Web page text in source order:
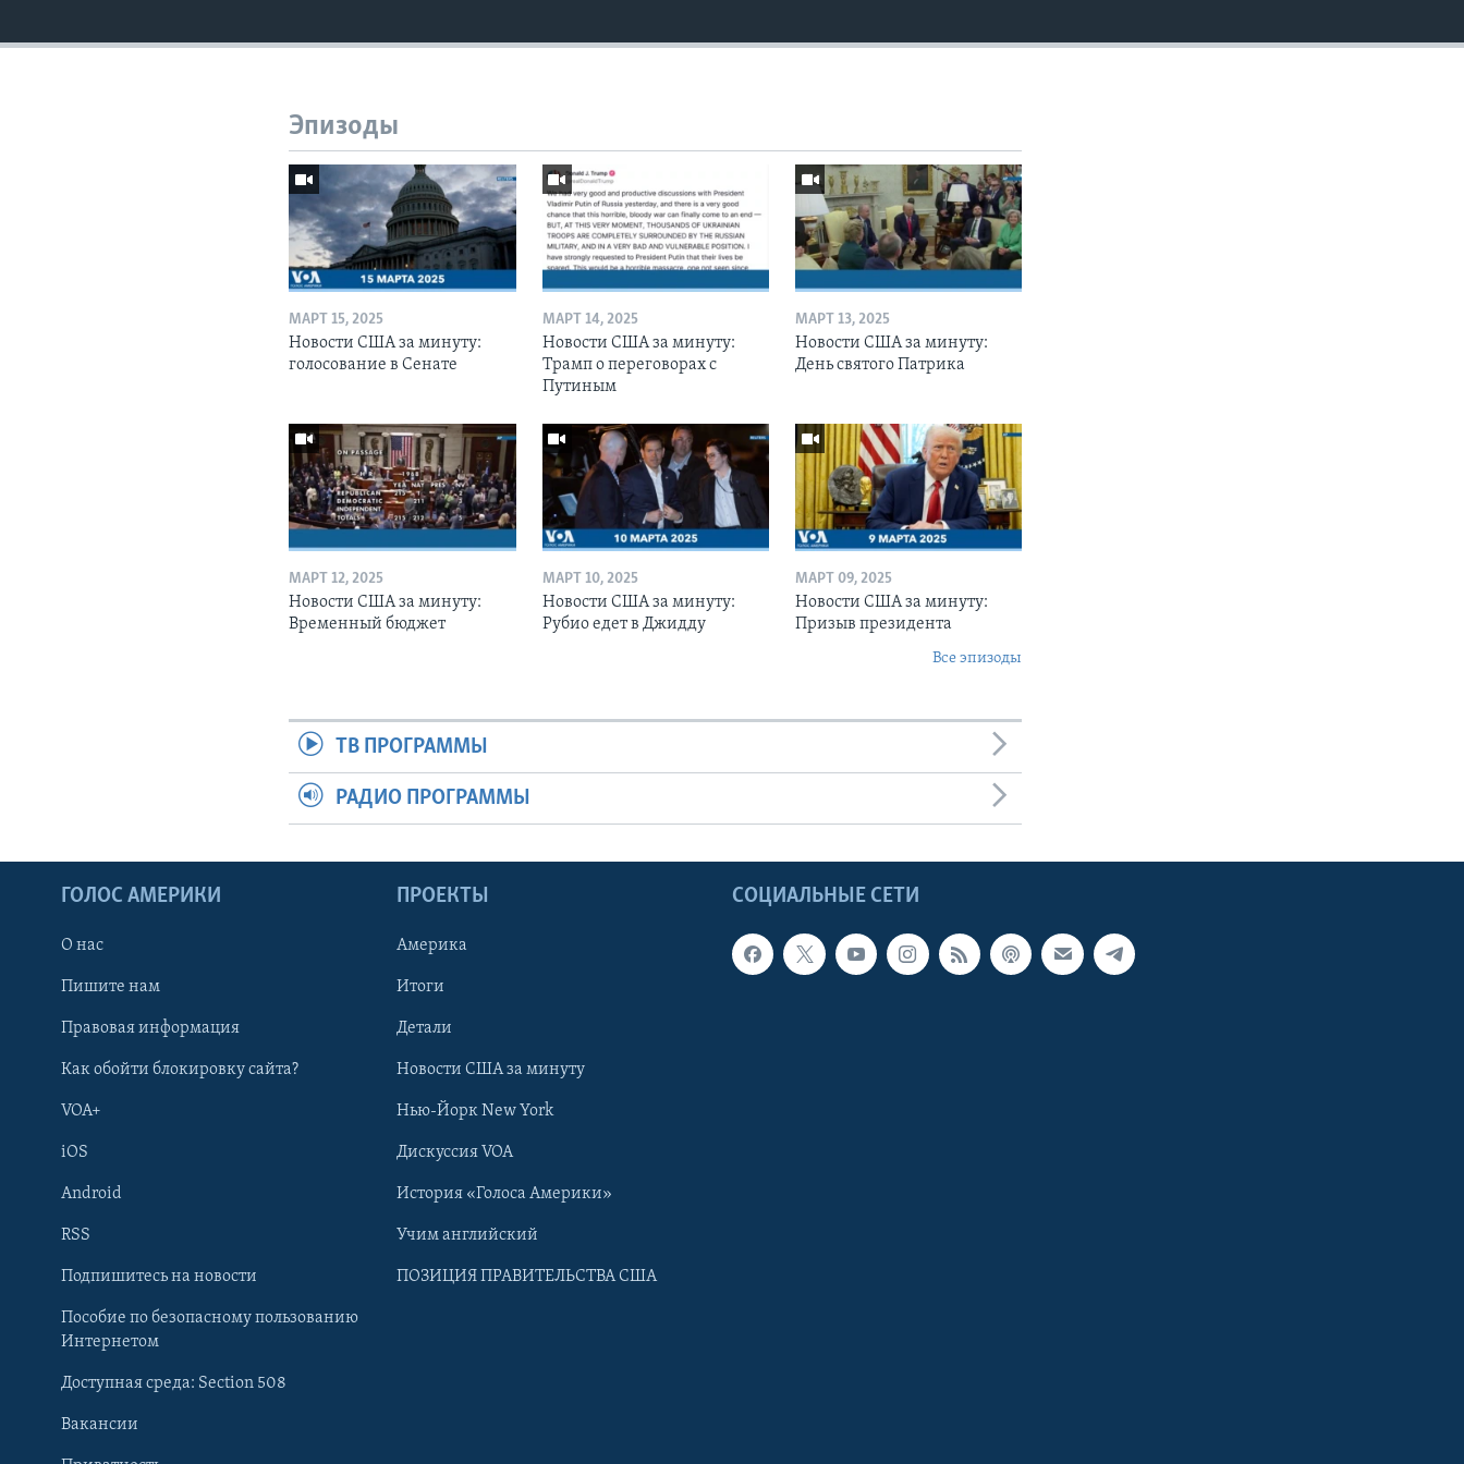
Learning English
Эпизоды
МАРТ 15, 2025
Новости США за минуту:
голосование в Сенате
МАРТ 14, 2025
Новости США за минуту:
Трамп о переговорах с
Путиным
МАРТ 13, 2025
Новости США за минуту:
День святого Патрика
МАРТ 12, 2025
Новости США за минуту:
Временный бюджет
МАРТ 10, 2025
Новости США за минуту:
Рубио едет в Джидду
МАРТ 09, 2025
Новости США за минуту:
Призыв президента
Все эпизоды
ТВ ПРОГРАММЫ
РАДИО ПРОГРАММЫ
СОЦИАЛЬНЫЕ СЕТИ
ГОЛОС АМЕРИКИ
О нас
Пишите нам
Правовая информация
Как обойти блокировку сайта?
VOA+
iOS
Android
RSS
Подпишитесь на новости
Пособие по безопасному пользованию
Интернетом
Доступная среда: Section 508
Вакансии
ПРОЕКТЫ
Америка
Итоги
Детали
Новости США за минуту
Нью-Йорк New York
Дискуссия VOA
История «Голоса Америки»
Учим английский
ПОЗИЦИЯ ПРАВИТЕЛЬСТВА США